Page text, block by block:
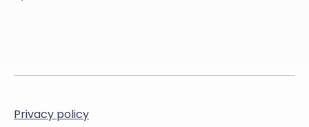
Privacy policy